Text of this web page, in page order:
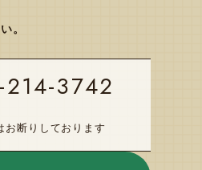
。
3742
断りしております